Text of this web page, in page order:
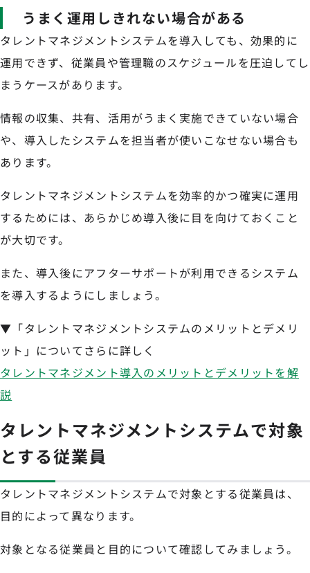
うまく運用しきれない場合がある
タレントマネジメントシステムを導入しても、効果的に
運用できず、従業員や管理職のスケジュールを圧迫してし
まうケースがあります。
情報の収集、共有、活用がうまく実施できていない場合
や、導入したシステムを担当者が使いこなせない場合も
あります。
タレントマネジメントシステムを効率的かつ確実に運用
するためには、あらかじめ導入後に目を向けておくこと
が大切です。
また、導入後にアフターサポートが利用できるシステム
を導入するようにしましょう。
▼「タレントマネジメントシステムのメリットとデメリ
ット」についてさらに詳しく
タレントマネジメント導入のメリットとデメリットを解
説
タレントマネジメントシステムで対象
とする従業員
タレントマネジメントシステムで対象とする従業員は、
目的によって異なります。
対象となる従業員と目的について確認してみましょう。